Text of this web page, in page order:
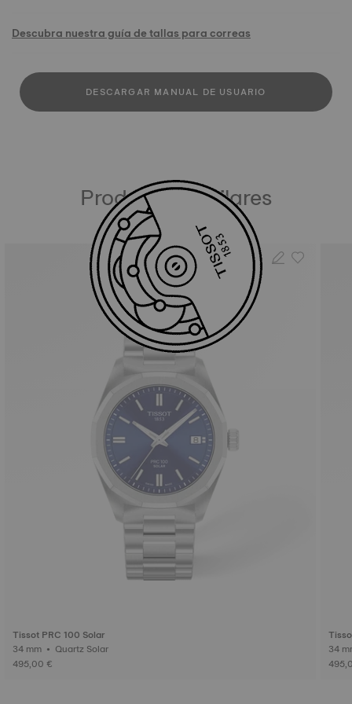
Descubra nuestra guía de tallas para correas
DESCARGAR MANUAL DE USUARIO
Productos similares
Tissot PRC 100 Solar
34 mm • Quartz Solar
495,00 €